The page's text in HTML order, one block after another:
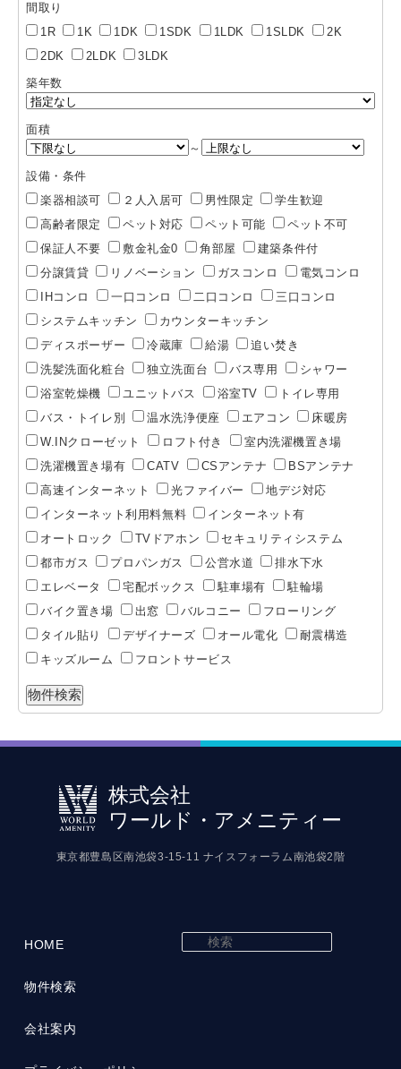
間取り
1R
1K 1DK 1SDK 1LDK 1SLDK
2K
2DK
2LDK
3LDK
築年数
面積
～
設備・条件
楽器相談可
２人入居可 男性限定
学生歓迎
高齢者限定
ペット対応 ペット可能
ペット不可
保証人不要
敷金礼金0 角部屋
建築条件付
分譲賃貸
リノベーション ガスコンロ
電気コンロ
IHコンロ
一口コンロ 二口コンロ
三口コンロ
システムキッチン
カウンターキッチン
ディスポーザー
冷蔵庫 給湯
追い焚き
洗髪洗面化粧台
独立洗面台 バス専用
シャワー
浴室乾燥機
ユニットバス 浴室TV
トイレ専用
バス・トイレ別
温水洗浄便座 エアコン
床暖房
W.INクローゼット
ロフト付き
室内洗濯機置き場
洗濯機置き場有
CATV CSアンテナ
BSアンテナ
高速インターネット
光ファイバー
地デジ対応
インターネット利用料無料
インターネット有
オートロック
TVドアホン
セキュリティシステム
都市ガス
プロパンガス 公営水道
排水下水
エレベータ
宅配ボックス 駐車場有
駐輪場
バイク置き場
出窓 バルコニー
フローリング
タイル貼り
デザイナーズ オール電化
耐震構造
キッズルーム
フロントサービス
株式会社
ワールド・アメニティー
東京都豊島区南池袋3-15-11 ナイスフォーラム南池袋2階
HOME
物件検索
会社案内